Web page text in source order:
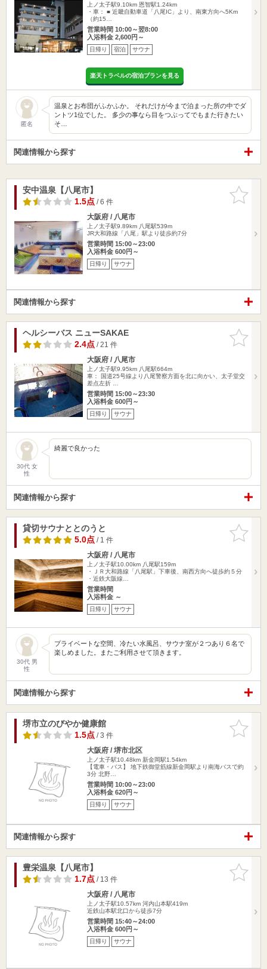
上ノ太子駅9.10km 恩智駅1.24km
・車： ■ 近畿自動車道「八尾IC」より、南東方向へ5Km
（約15…
営業時間 10:00～翌8:00
入浴料金 2,600円～
日帰り 宿泊 サウナ
楽天トラベルの宿泊プランを見る
匿名
温泉とお布団がふかふか。 それだけが今まで泊まった所の中でダ
ントツ1位でした。 多少の事なら目をつぶってでもまた行きたい
そ…
関連情報から探す
お気に入
りに追加
安中温泉【八尾市】
1.5点/ 6 件
大阪府 / 八尾市
上ノ太子駅9.89km 八尾駅539m
JR大和路線「八尾」駅より徒歩約7分
営業時間 15:00～23:00
入浴料金 600円～
日帰り サウナ
関連情報から探す
お気に入
りに追加
ヘルシーバス ニューSAKAE
2.4点/ 21 件
大阪府 / 八尾市
上ノ太子駅9.95km 八尾駅664m
車： 国道25号線より八尾警察方面を北に向かい、太子堂交
差点左折 …
営業時間 15:00～23:30
入浴料金 600円～
日帰り サウナ
30代 女
性
綺麗で良かった
関連情報から探す
お気に入
りに追加
貸切サウナととのうと
5.0点/ 1 件
大阪府 / 八尾市
上ノ太子駅10.00km 八尾駅159m
・ＪＲ大和路線「八尾駅」下車後、南西方向へ徒歩約５分
・近鉄大阪線…
営業時間
入浴料金 ～
日帰り サウナ
30代 男
性
プライベートな空間、冷たい水風呂、サウナ室が２つあり６名で
楽しめました。またご利用させて頂きます。
関連情報から探す
お気に入
りに追加
堺市立のびやか健康館
1.5点/ 3 件
大阪府 / 堺市北区
上ノ太子駅10.48km 新金岡駅1.54km
【電車・バス】 地下鉄御堂筋線新金岡駅より南海バスで約
3分 北野…
営業時間 10:00～23:00
入浴料金 620円～
日帰り サウナ
関連情報から探す
お気に入
りに追加
豊栄温泉【八尾市】
1.7点/ 13 件
大阪府 / 八尾市
上ノ太子駅10.57km 河内山本駅419m
近鉄山本駅北口から徒歩7分
営業時間 15:40～24:00
入浴料金 600円～
日帰り サウナ